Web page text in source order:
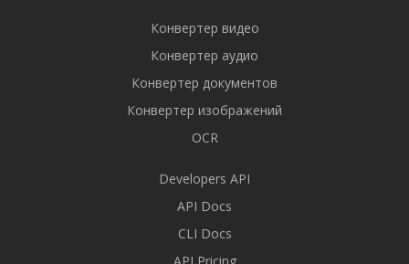
Конвертер видео
Конвертер аудио
Конвертер документов
Конвертер изображений
OCR
Developers API
API Docs
CLI Docs